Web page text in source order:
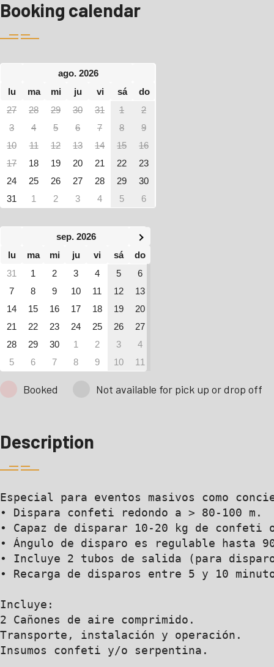
Booking calendar
ago. 2026
lu
ma mi ju vi sá
do
27
28 29 30 31 1
2
3
4 5 6 7 8
9
10
11 12 13 14 15
16
17
18 19 20 21 22
23
24
25 26 27 28 29
30
31
1 2 3 4 5 6
sep. 2026
lu
ma mi ju vi sá
do
31
1 2 3 4 5
6
7
8 9 10 11 12
13
14
15 16 17 18 19
20
21
22 23 24 25 26
27
28
29 30 1 2 3
4
5
6 7 8 9 10 11
Booked Not available for pick up or drop off
Description
Especial para eventos masivos como
• Dispara confeti redondo a > 80-100 m.
• Capaz de disparar 10-20 kg de confeti
• Ángulo de disparo es regulable hasta
• Incluye 2 tubos de salida (para
• Recarga de disparos entre 5 y 10
Incluye:
2 Cañones de aire comprimido.
Transporte, instalación y operación.
Insumos confeti y/o serpentina.